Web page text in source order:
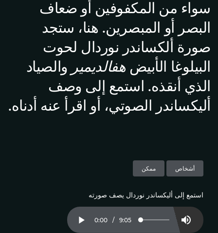
سواء من المكفوفين أو ضعاف
البصر أو المبصرين. هنا، ستجد
صورة ألكساندر نوردال لحوت
البيلوغا الأبيض هفالديمير والصياد
الذي أنقذه. استمع إلى وصف
أليكساندر الصوتي، أو اقرأ عنه أدناه.
أشخاص ممكن
استمع إلى أليكساندر نوردال يصف صورته
Play Mute
Current
0:00 / Duration
9:05 Loaded: